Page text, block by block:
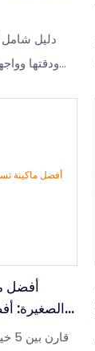
دليل شامل
ودقتها
أفضل
الصغيرة: